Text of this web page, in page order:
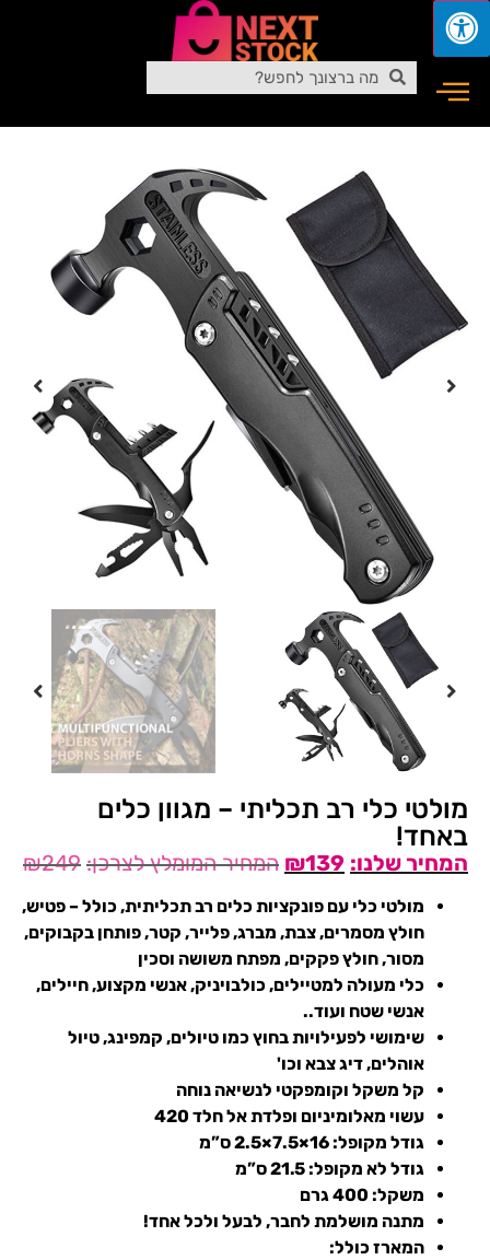
מולטי כלי רב תכליתי – מגוון כלים
באחד!
₪249 ₪139
מולטי כלי עם פונקציות כלים רב תכליתית, כולל – פטיש,
חולץ מסמרים, צבת, מברג, פלייר, קטר, פותחן בקבוקים,
מסור, חולץ פקקים, מפתח משושה וסכין
כלי מעולה למטיילים, כולבויניק, אנשי מקצוע, חיילים,
אנשי שטח ועוד..
שימושי לפעילויות בחוץ כמו טיולים, קמפינג, טיול
אוהלים, דיג צבא וכו'
קל משקל וקומפקטי לנשיאה נוחה
עשוי מאלומיניום ופלדת אל חלד 420
גודל מקופל: 16×7.5×2.5 ס”מ
גודל לא מקופל: 21.5 ס”מ
משקל: 400 גרם
מתנה מושלמת לחבר, לבעל ולכל אחד!
המארז כולל: